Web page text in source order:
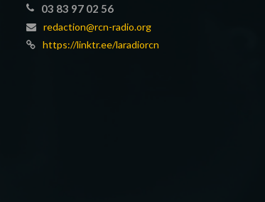
03 83 97 02 56
redaction@rcn-radio.org
https://linktr.ee/laradiorcn